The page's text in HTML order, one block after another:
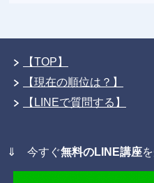
【TOP】
【現在の順位は？】
【LINEで質問する】
⇓ 今すぐ無料のLINE講座